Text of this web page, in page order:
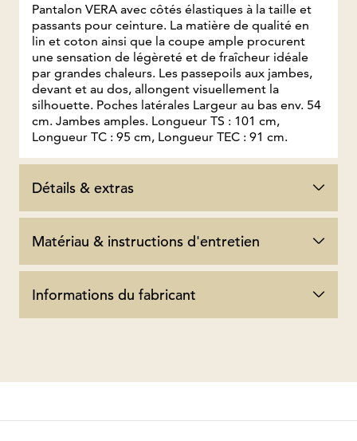
Pantalon VERA avec côtés élastiques à la taille et
passants pour ceinture. La matière de qualité en
lin et coton ainsi que la coupe ample procurent
une sensation de légèreté et de fraîcheur idéale
par grandes chaleurs. Les passepoils aux jambes,
devant et au dos, allongent visuellement la
silhouette. Poches latérales Largeur au bas env. 54
cm. Jambes amples. Longueur TS : 101 cm,
Longueur TC : 95 cm, Longueur TEC : 91 cm.
Détails & extras
Matériau & instructions d'entretien
Informations du fabricant